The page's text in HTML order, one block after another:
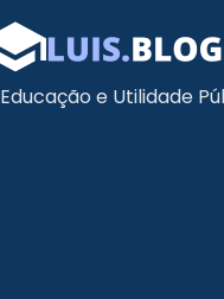
Educação e Utilidade